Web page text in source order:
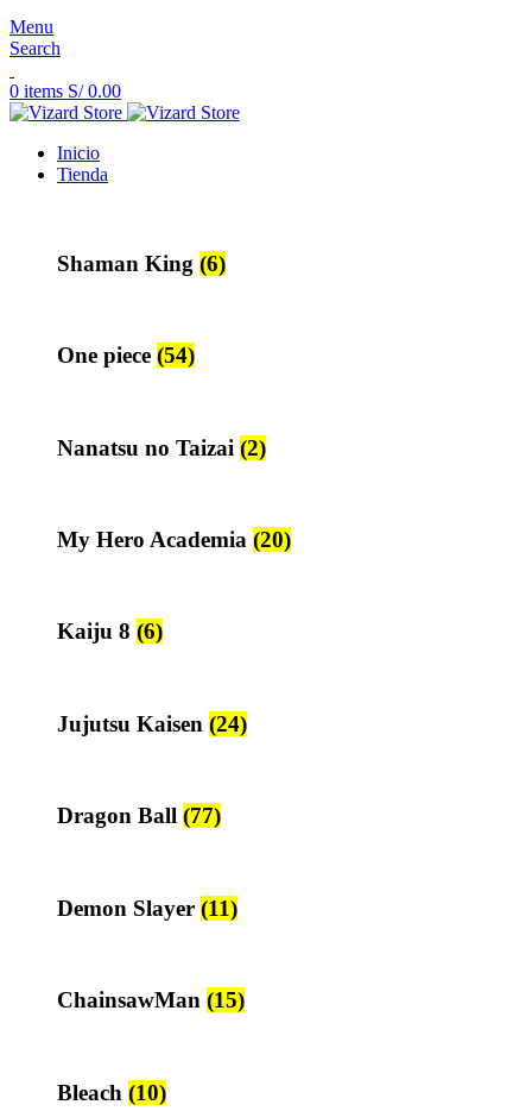
Menu
Search
0 items S/0.00
Inicio
Tienda
Shaman King (6)
One piece (54)
Nanatsu no Taizai (2)
My Hero Academia (20)
Kaiju 8 (6)
Jujutsu Kaisen (24)
Dragon Ball (77)
Demon Slayer (11)
ChainsawMan (15)
Bleach (10)